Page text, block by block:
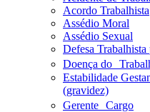
Acordo Trabalhista
Assédio Moral
Assédio Sexual
Defesa Trabalhista
Doença do
Estabilidade
(gravidez)
Gerente Cargo